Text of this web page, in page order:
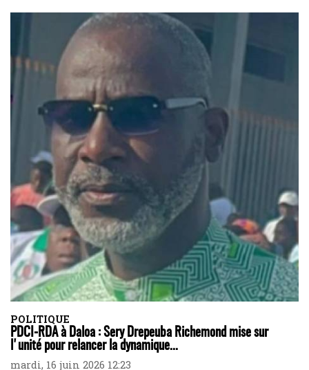
POLITIQUE
PDCI-RDA à Daloa : Sery Drepeuba Richemond mise sur
l'unité pour relancer la dynamique...
mardi, 16 juin 2026 12:23